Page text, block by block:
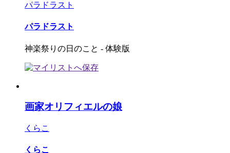
パラドラスト
パラドラスト
神楽祭りの日のこと - 体験版
画家オリフィエルの娘
くらこ
くらこ